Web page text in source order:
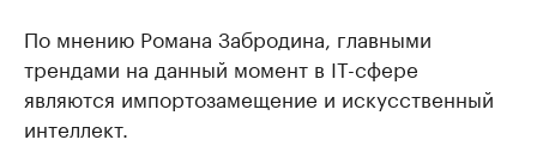
По мнению Романа Забродина, главными
трендами на данный момент в IT-сфере
являются импортозамещение и искусственный
интеллект.